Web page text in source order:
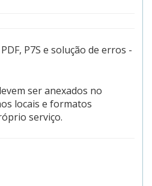
P7S e solução de erros -
ser anexados no
locais e formatos
serviço.